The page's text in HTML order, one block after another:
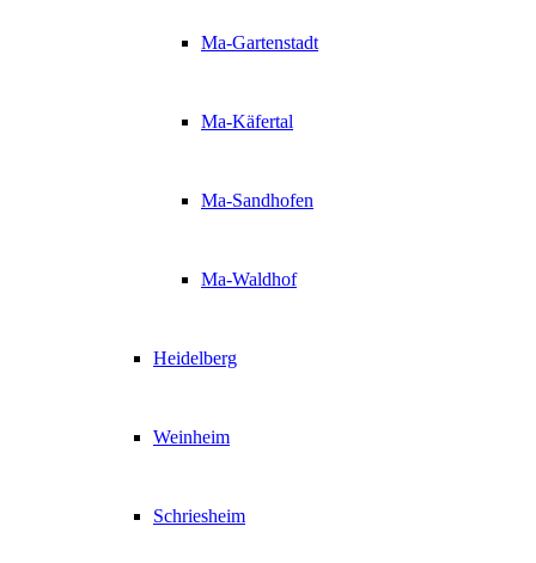
Ma-Gartenstadt
Ma-Käfertal
Ma-Sandhofen
Ma-Waldhof
Heidelberg
Weinheim
Schriesheim